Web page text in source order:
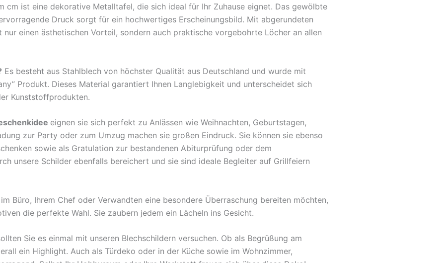
ist eine dekorative Metalltafel, die sich ideal für Ihr Zuhause eignet. Das gewölbte
Druck sorgt für ein hochwertiges Erscheinungsbild. Mit abgerundeten
einen ästhetischen Vorteil, sondern auch praktische vorgebohrte Löcher an allen
Es besteht aus Stahlblech von höchster Qualität aus Deutschland und wurde mit
Produkt. Dieses Material garantiert Ihnen Langlebigkeit und unterscheidet sich
Kunststoffprodukten.
eignen sie sich perfekt zu Anlässen wie Weihnachten, Geburtstagen,
zur Party oder zum Umzug machen sie großen Eindruck. Sie können sie ebenso
sowie als Gratulation zur bestandenen Abiturprüfung oder dem
unsere Schilder ebenfalls bereichert und sie sind ideale Begleiter auf Grillfeiern
Büro, Ihrem Chef oder Verwandten eine besondere Überraschung bereiten möchten,
die perfekte Wahl. Sie zaubern jedem ein Lächeln ins Gesicht.
Sie es einmal mit unseren Blechschildern versuchen. Ob als Begrüßung am
ein Highlight. Auch als Türdeko oder in der Küche sowie im Wohnzimmer,